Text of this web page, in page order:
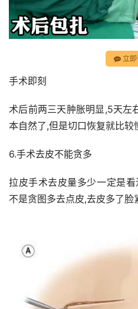
立即
手术即刻
术后前两三天肿胀明显,5天左
本自然了,但是切口恢复就比较
6.手术去皮不能贪多
拉皮手术去皮量多少一定是
不是贪图多去点皮,去皮多了脸